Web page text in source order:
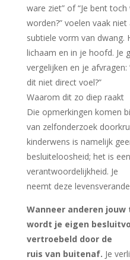
ware ziet” of “Je bent
worden?” voelen vaak
subtiele vorm van dwang.
lichaam en in je hoofd. Je
vergelijken en je
dit niet direct voel?”
Waarom dit zo diep raakt
Die opmerkingen komen
van zelfonderzoek
kinderwens is namelijk
besluiteloosheid; het is
verantwoordelijkheid. Je
neemt deze
Wanneer anderen
wordt je eigen
vertroebeld door de
ruis van buitenaf. Je